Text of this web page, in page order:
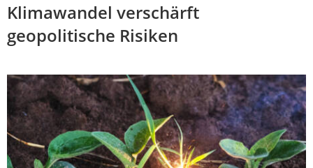
Klimawandel verschärft
geopolitische Risiken